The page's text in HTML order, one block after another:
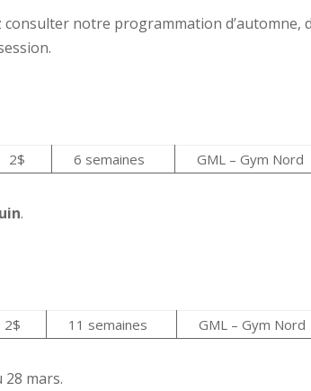
consulter notre programmation d’automne,
2$ 6 semaines GML – Gym Nord
.
2$ 11 semaines GML – Gym Nord
28 mars.